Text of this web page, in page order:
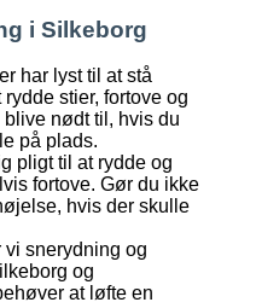
i Silkeborg
har lyst til at stå
stier, fortove og
nødt til, hvis du
på plads.
pligt til at rydde og
fortove. Gør du ikke
hvis der skulle
snerydning og
og
at løfte en